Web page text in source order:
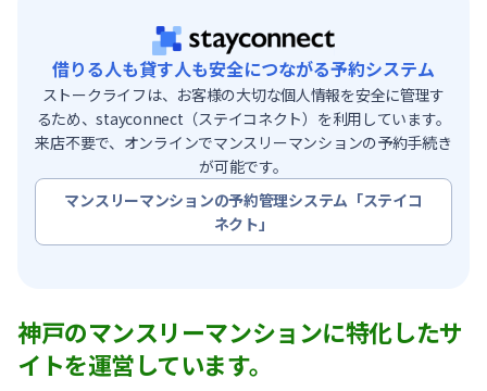
借りる人も貸す人も安全につながる予約システム
ストークライフは、お客様の大切な個人情報を安全に管理す
るため、stayconnect（ステイコネクト）を利用しています。
来店不要で、オンラインでマンスリーマンションの予約手続き
が可能です。
マンスリーマンションの予約管理システム「ステイコ
ネクト」
神戸のマンスリーマンションに特化したサ
イトを運営しています。